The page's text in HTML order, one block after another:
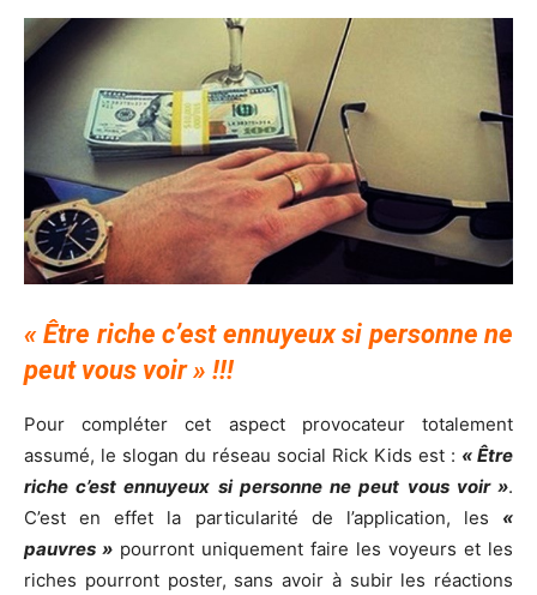
« Être riche c’est ennuyeux si personne ne
peut vous voir » !!!
Pour compléter cet aspect provocateur totalement
assumé, le slogan du réseau social Rick Kids est : « Être
riche c’est ennuyeux si personne ne peut vous voir ».
C’est en effet la particularité de l’application, les «
pauvres » pourront uniquement faire les voyeurs et les
riches pourront poster, sans avoir à subir les réactions